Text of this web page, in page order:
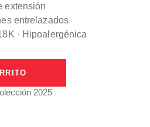
extensión
entrelazados
· Hipoalergénica
2025